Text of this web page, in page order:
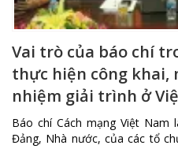
Vai trò của báo chí
thực hiện công khai,
nhiệm giải trình ở
Báo chí Cách mạng Việt
Đảng, Nhà nước, của các tổ